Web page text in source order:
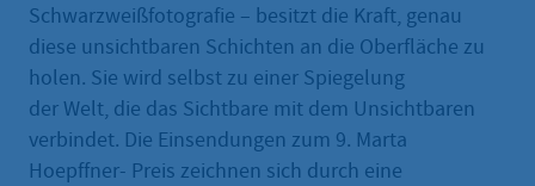
Schwarzweißfotografie – besitzt die Kraft, genau
diese unsichtbaren Schichten an die Oberfläche zu
holen. Sie wird selbst zu einer Spiegelung
der Welt, die das Sichtbare mit dem Unsichtbaren
verbindet. Die Einsendungen zum 9. Marta
Hoepffner- Preis zeichnen sich durch eine